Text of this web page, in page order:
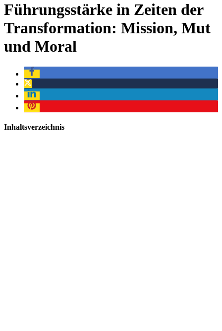
Führungsstärke in Zeiten der
Transformation: Mission, Mut
und Moral
Inhaltsverzeichnis